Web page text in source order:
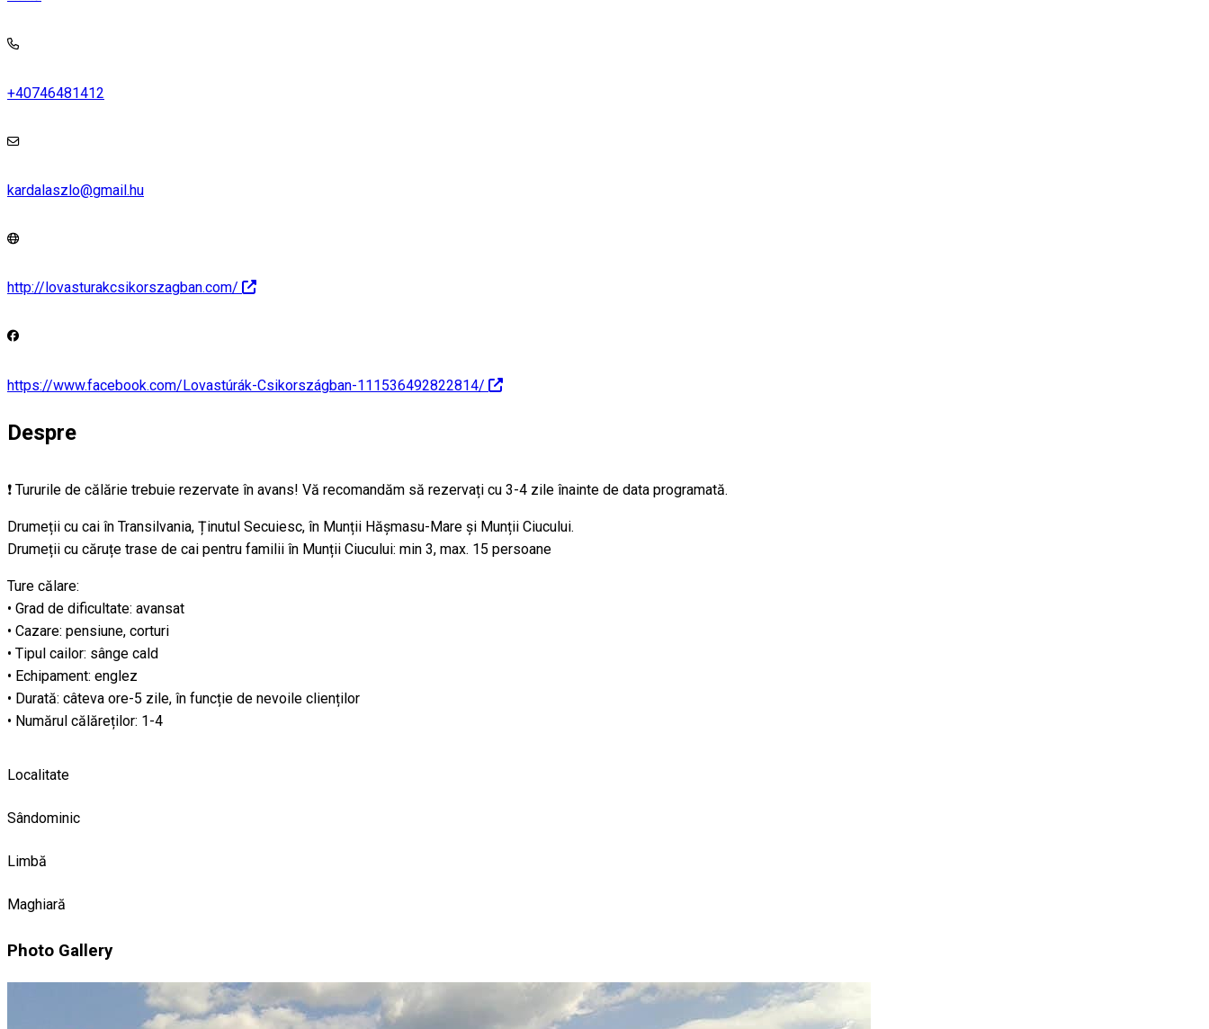
+40746481412
kardalaszlo@gmail.hu
http://lovasturakcsikorszagban.com/
https://www.facebook.com/Lovastúrák-Csikországban-111536492822814/
Despre
❗ Tururile de călărie trebuie rezervate în avans! Vă recomandăm să rezervați cu 3-4 zile înainte de data programată.
Drumeții cu cai în Transilvania, Ținutul Secuiesc, în Munții Hășmasu-Mare și Munții Ciucului.
Drumeții cu căruțe trase de cai pentru familii în Munții Ciucului: min 3, max. 15 persoane
Ture călare:
• Grad de dificultate: avansat
• Cazare: pensiune, corturi
• Tipul cailor: sânge cald
• Echipament: englez
• Durată: câteva ore-5 zile, în funcție de nevoile clienților
• Numărul călăreților: 1-4
Localitate
Sândominic
Limbă
Maghiară
Photo Gallery